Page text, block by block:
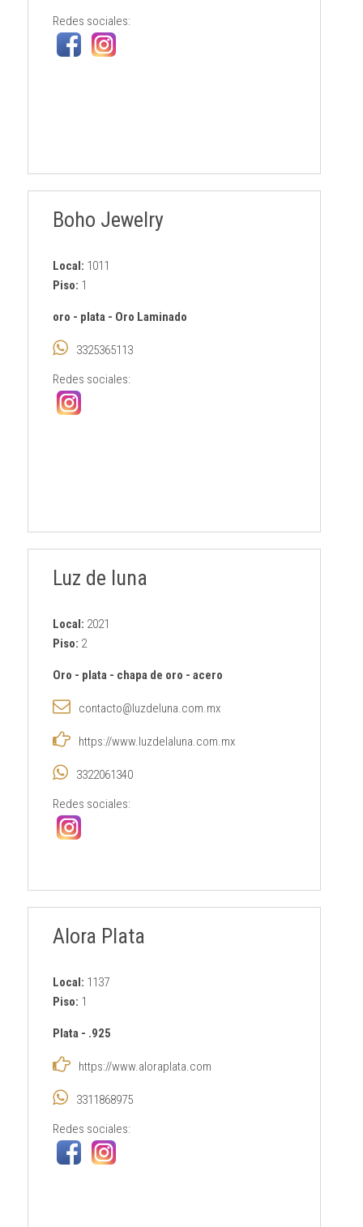
Redes sociales:
Boho Jewelry
Local: 1011
Piso: 1
oro - plata- Oro Laminado
3325365113
Redes sociales:
Luz de luna
Local: 2021
Piso: 2
Oro - plata- chapa de oro - acero
contacto@luzdeluna.com.mx
https://www.luzdelaluna.com.mx
3322061340
Redes sociales:
Alora Plata
Local: 1137
Piso: 1
Plata- .925
https://www.aloraplata.com
3311868975
Redes sociales: